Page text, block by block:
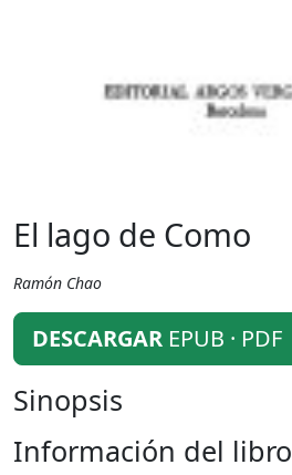
El lago de Como
Ramón Chao
DESCARGAR EPUB · PDF
Sinopsis
Información del libro